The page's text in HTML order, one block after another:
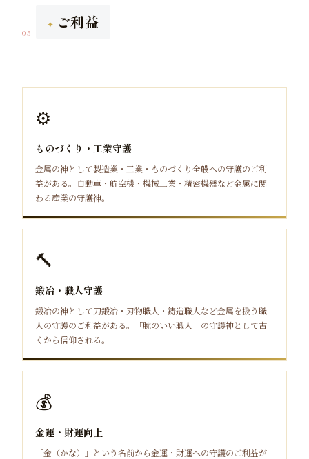
05
ご利益
⚙️
ものづくり・工業守護
金属の神として製造業・工業・ものづくり全般への守護のご利
益がある。自動車・航空機・機械工業・精密機器など金属に関
わる産業の守護神。
🔨
鍛冶・職人守護
鍛冶の神として刀鍛冶・刃物職人・鋳造職人など金属を扱う職
人の守護のご利益がある。「腕のいい職人」の守護神として古
くから信仰される。
💰
金運・財運向上
「金（かな）」という名前から金運・財運への守護のご利益が